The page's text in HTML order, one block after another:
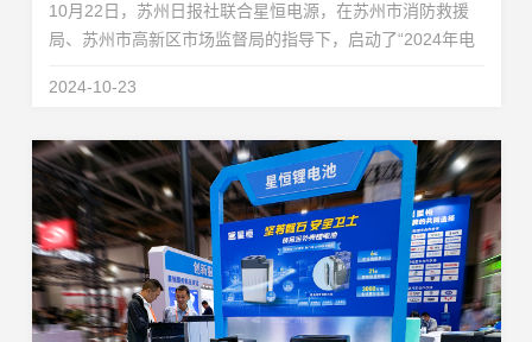
10月22日，苏州日报社联合星恒电源，在苏州市消防救援
局、苏州市高新区市场监督局的指导下，启动了“2024年电
App、苏州消防、星恒锂电池等多个直播平台，就全...
2024-10-23